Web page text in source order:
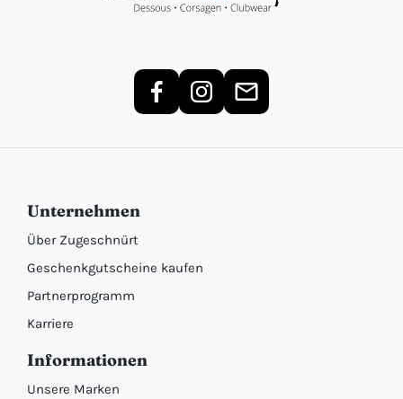
Unternehmen
Über Zugeschnürt
Geschenkgutscheine kaufen
Partnerprogramm
Karriere
Informationen
Unsere Marken